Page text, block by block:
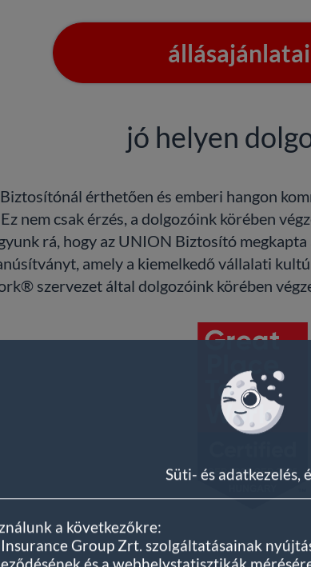
Süti- és adatkezelés,
a következőkre:
Group Zrt. szolgáltatásainak
jó helyen
érthetően és emberi hangon
nem csak érzés, a dolgozóink körében
rá, hogy az UNION Biztosító
amely a kiemelkedő vállalati
szervezet által dolgozóink körében